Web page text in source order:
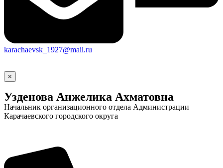
karachaevsk_1927@mail.ru
×
Узденова Анжелика Ахматовна
Начальник организационного отдела Администрации
Карачаевского городского округа